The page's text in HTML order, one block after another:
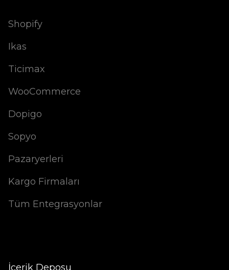
Shopify
Ikas
Ticimax
WooCommerce
Dopigo
Sopyo
Pazaryerleri
Kargo Firmaları
Tüm Entegrasyonlar
İçerik Deposu